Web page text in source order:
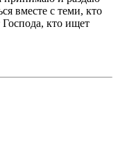
вместе с теми, кто
кто ищет